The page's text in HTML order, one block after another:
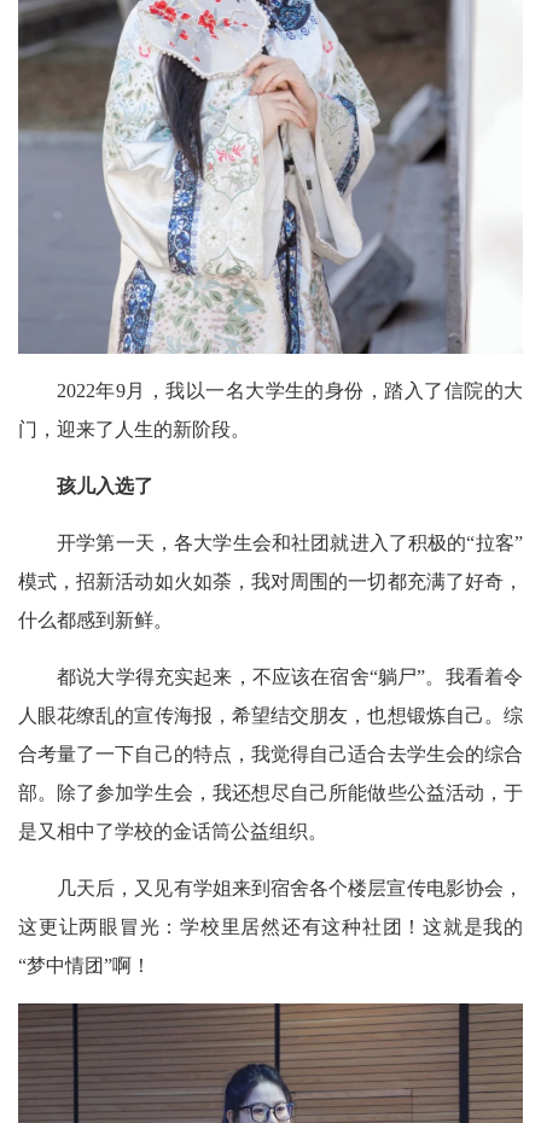
2022年9月，我以一名大学生的身份，踏入了信院的大
门，迎来了人生的新阶段。
孩儿入选了
开学第一天，各大学生会和社团就进入了积极的“拉客”
模式，招新活动如火如荼，我对周围的一切都充满了好奇，
什么都感到新鲜。
都说大学得充实起来，不应该在宿舍“躺尸”。我看着令
人眼花缭乱的宣传海报，希望结交朋友，也想锻炼自己。综
合考量了一下自己的特点，我觉得自己适合去学生会的综合
部。除了参加学生会，我还想尽自己所能做些公益活动，于
是又相中了学校的金话筒公益组织。
几天后，又见有学姐来到宿舍各个楼层宣传电影协会，
这更让两眼冒光：学校里居然还有这种社团！这就是我的
“梦中情团”啊！